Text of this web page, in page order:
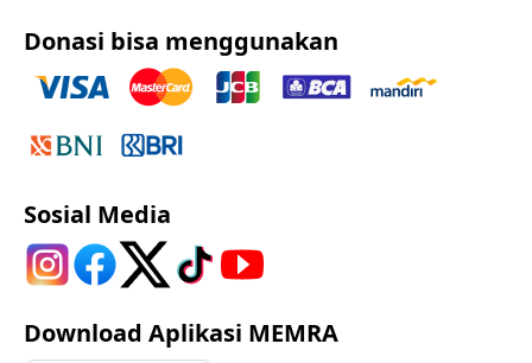
Donasi bisa menggunakan
Sosial Media
Download Aplikasi MEMRA